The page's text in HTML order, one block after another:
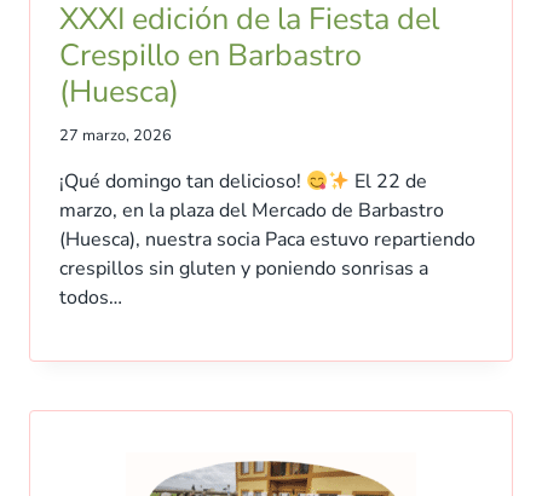
XXXI edición de la Fiesta del
Crespillo en Barbastro
(Huesca)
27 marzo, 2026
¡Qué domingo tan delicioso!
El 22 de
marzo, en la plaza del Mercado de Barbastro
(Huesca), nuestra socia Paca estuvo repartiendo
crespillos sin gluten y poniendo sonrisas a
todos…